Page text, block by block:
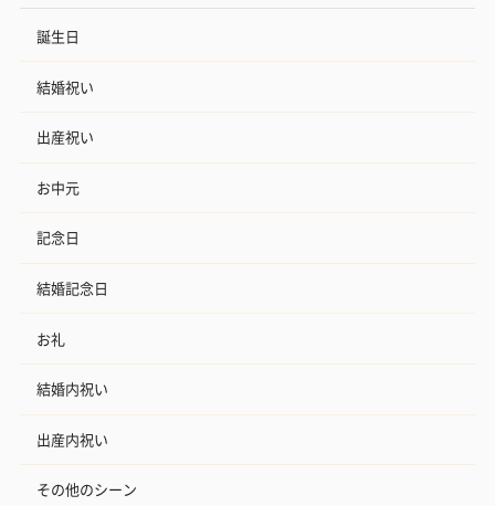
誕生日
結婚祝い
出産祝い
お中元
記念日
結婚記念日
お礼
結婚内祝い
出産内祝い
その他のシーン